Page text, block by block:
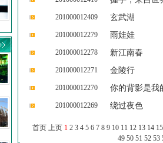
201000012409 玄武湖
201000012279 雨娃娃
201000012278 新江南春
201000012271 金陵行
201000012270 你的背影是我
201000012269 绕过夜色
首页 上页 1 2 3 4 5 6 7 8 9 10 11 12 13 14 15
49 50 51 52 53